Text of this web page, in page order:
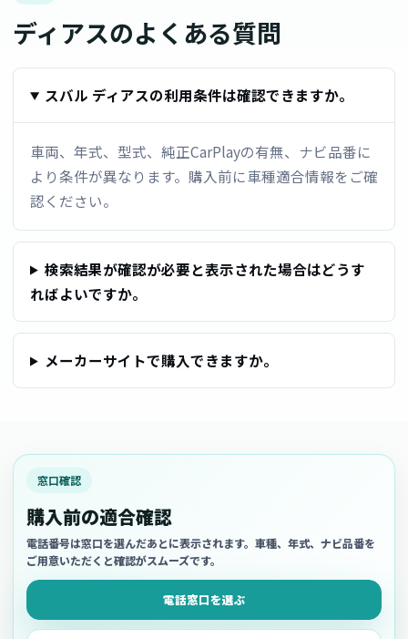
ディアスのよくある質問
スバル ディアスの利用条件は確認できますか。
車両、年式、型式、純正CarPlayの有無、ナビ品番に
より条件が異なります。購入前に車種適合情報をご確
認ください。
検索結果が確認が必要と表示された場合はどうす
ればよいですか。
メーカーサイトで購入できますか。
窓口確認
購入前の適合確認
電話番号は窓口を選んだあとに表示されます。車種、年式、ナビ品番を
ご用意いただくと確認がスムーズです。
電話窓口を選ぶ